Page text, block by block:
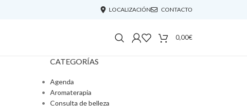
LOCALIZACIÓN CONTACTO
0,00€
CATEGORÍAS
Agenda
Aromaterapia
Consulta de belleza